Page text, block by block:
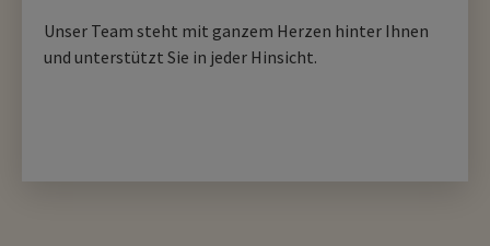
Unser Team steht mit ganzem Herzen hinter Ihnen
und unterstützt Sie in jeder Hinsicht.